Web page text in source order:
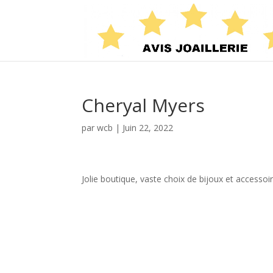
Cheryal Myers
parwcb | Juin 22, 2022
Jolie boutique, vaste choix de bijoux et